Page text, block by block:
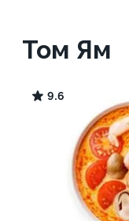
Том Ям
9.6